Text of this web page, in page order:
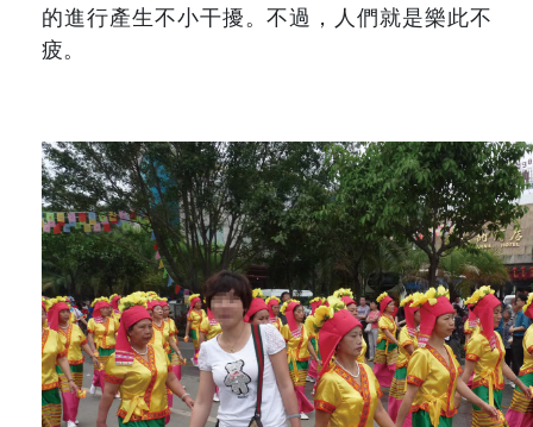
的進行產生不小干擾。不過，人們就是樂此不
疲。